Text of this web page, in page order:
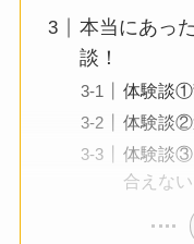
本当にあっ
談！
体験談①
体験談②
体験談③
合えない